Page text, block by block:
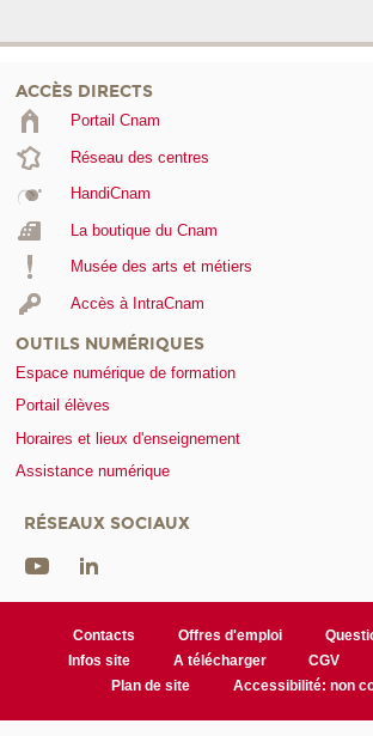
ACCÈS DIRECTS
Portail Cnam
Réseau des centres
HandiCnam
La boutique du Cnam
Musée des arts et métiers
Accès à IntraCnam
OUTILS NUMÉRIQUES
Espace numérique de formation
Portail élèves
Horaires et lieux d'enseignement
Assistance numérique
RÉSEAUX SOCIAUX
Contacts Offres d'emploi
Infos site
A télécharger CGV
Plan de site
Accessibilité: non